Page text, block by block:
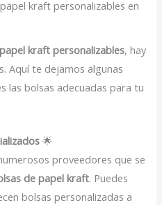
kraft personalizables en
kraft personalizables, hay
Aquí te dejamos algunas
las bolsas adecuadas para tu
🌟
proveedores que se
de papel kraft. Puedes
bolsas personalizadas a